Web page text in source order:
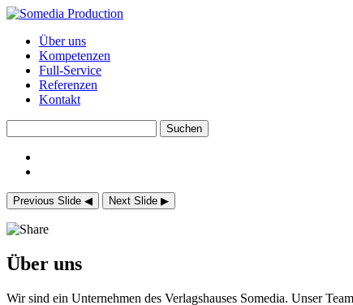
Über uns
Kompetenzen
Full-Service
Referenzen
Kontakt
Previous Slide ◀︎ Next Slide ▶︎
Über uns
Wir sind ein Unternehmen des Verlagshauses Somedia. Unser